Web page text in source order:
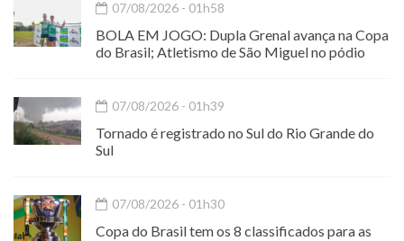
07/08/2026 - 01h58
BOLA EM JOGO: Dupla Grenal avança na Copa
do Brasil; Atletismo de São Miguel no pódio
07/08/2026 - 01h39
Tornado é registrado no Sul do Rio Grande do
Sul
07/08/2026 - 01h30
Copa do Brasil tem os 8 classificados para as